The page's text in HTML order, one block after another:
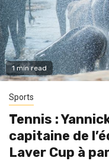
1 min read
Sports
Tennis :
capitaine de
Laver Cup à